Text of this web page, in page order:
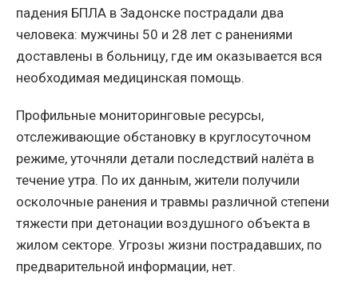
падения БПЛА в Задонске пострадали два
человека: мужчины 50 и 28 лет с ранениями
доставлены в больницу, где им оказывается вся
необходимая медицинская помощь.
Профильные мониторинговые ресурсы,
отслеживающие обстановку в круглосуточном
режиме, уточняли детали последствий налёта в
течение утра. По их данным, жители получили
осколочные ранения и травмы различной степени
тяжести при детонации воздушного объекта в
жилом секторе. Угрозы жизни пострадавших, по
предварительной информации, нет.